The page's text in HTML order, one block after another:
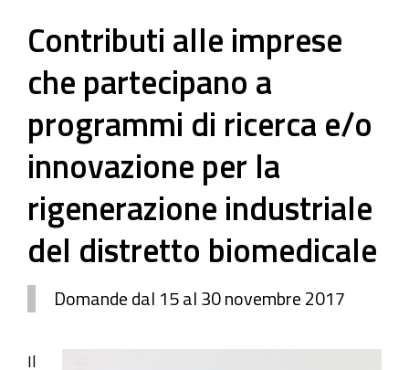
Contributi alle imprese
che partecipano a
programmi di ricerca e/o
innovazione per la
rigenerazione industriale
del distretto biomedicale
Domande dal 15 al 30 novembre 2017
Il